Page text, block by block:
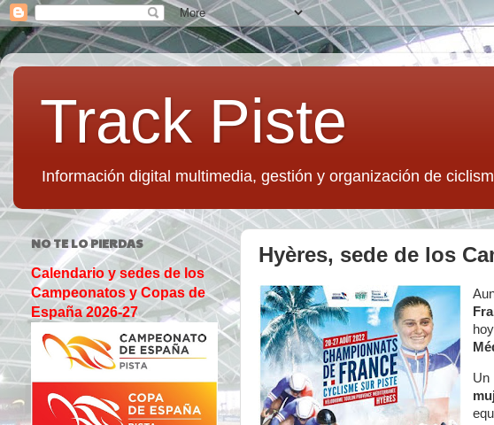
Track Piste
Información digital multimedia, gestión y organización de
Hyères, sede de los
NO TE LO PIERDAS
Calendario y sedes de los
Campeonatos y Copas de
España 2026-27